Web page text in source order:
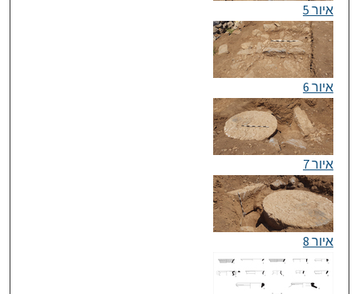
איור 5
איור 6
איור 7
איור 8